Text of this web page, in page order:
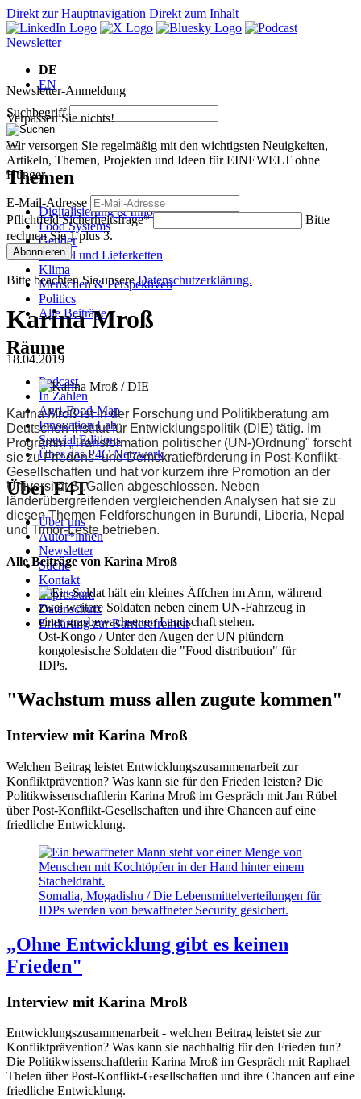
Direkt zur Hauptnavigation Direkt zum Inhalt
Newsletter
DE
EN
Suchbegriff
Themen
Digitalisierung & Innovation
Food Systems
Gender
Handel und Lieferketten
Klima
Menschen & Perspektiven
Politics
Alle Beiträge
Räume
Podcast
In Zahlen
Agri-Food-Map
Innovation Lab
Special Editions
Über das P4C Netzwerk
Über F4T
Über uns
Autor*innen
Newsletter
Suche
Kontakt
Impressum
Datenschutz
Erklärung zur Barrierefreiheit
Newsletter-Anmeldung
Verpassen Sie nichts!
Wir versorgen Sie regelmäßig mit den wichtigsten Neuigkeiten,
Artikeln, Themen, Projekten und Ideen für EINEWELT ohne
Hunger.
E-Mail-Adresse
PflichtfeldSicherheitsfrage*
Bitte
rechnen Sie 1 plus 3.
Abonnieren
Bitte beachten Sie unsereDatenschutzerklärung.
Karina Mroß
18.04.2019
Karina Mroß ist in der Forschung und Politikberatung am
Deutschen Institut für Entwicklungspolitik (DIE) tätig. Im
Programm „Transformation politischer (UN-)Ordnung" forscht
sie zu Friedens- und Demokratieförderung in Post-Konflikt-
Gesellschaften und hat vor kurzem ihre Promotion an der
Universität St.Gallen abgeschlossen. Neben
länderübergreifenden vergleichenden Analysen hat sie zu
diesen Themen Feldforschungen in Burundi, Liberia, Nepal
und Timor-Leste betrieben.
Alle Beiträge von Karina Mroß
Ost-Kongo / Unter den Augen der UN plündern
kongolesische Soldaten die "Food distribution" für
IDPs.
"Wachstum muss allen zugute kommen"
Interview mit Karina Mroß
Welchen Beitrag leistet Entwicklungszusammenarbeit zur
Konfliktprävention? Was kann sie für den Frieden leisten? Die
Politikwissenschaftlerin Karina Mroß im Gespräch mit Jan Rübel
über Post-Konflikt-Gesellschaften und ihre Chancen auf eine
friedliche Entwicklung.
Somalia, Mogadishu / Die Lebensmittelverteilungen für
IDPs werden von bewaffneter Security gesichert.
„Ohne Entwicklung gibt es keinen
Frieden"
Interview mit Karina Mroß
Entwicklungszusammenarbeit - welchen Beitrag leistet sie zur
Konfliktprävention? Was kann sie nachhaltig für den Frieden tun?
Die Politikwissenschaftlerin Karina Mroß im Gespräch mit Raphael
Thelen über Post-Konflikt-Gesellschaften und ihre Chancen auf eine
friedliche Entwicklung.